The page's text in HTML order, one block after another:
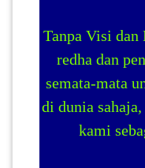
Tanpa Visi
redha dan
semata-mata
di dunia
kami